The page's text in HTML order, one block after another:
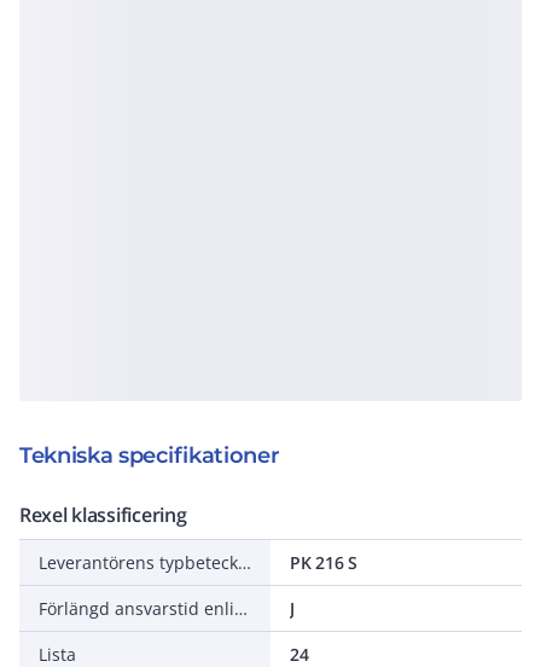
Tekniska specifikationer
Rexel klassificering
Leverantörens typbeteckning
PK 216 S
Förlängd ansvarstid enligt ALEM-09
J
Lista
24